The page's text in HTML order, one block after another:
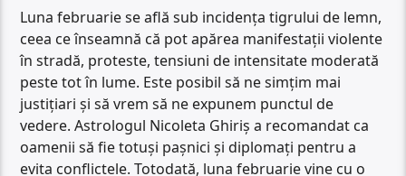
Luna februarie se află sub incidența tigrului de lemn,
ceea ce înseamnă că pot apărea manifestații violente
în stradă, proteste, tensiuni de intensitate moderată
peste tot în lume. Este posibil să ne simțim mai
justițiari și să vrem să ne expunem punctul de
vedere. Astrologul Nicoleta Ghiriș a recomandat ca
oamenii să fie totuși pașnici și diplomați pentru a
evita conflictele. Totodată, luna februarie vine cu o